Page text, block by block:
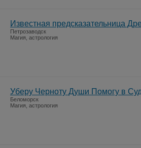
Известная предсказательница
Петрозаводск
Магия, астрология
Уберу Черноту Души Помогу в
Беломорск
Магия, астрология